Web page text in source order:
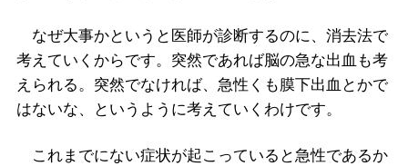
なぜ大事かというと医師が診断するのに、消去法で
考えていくからです。突然であれば脳の急な出血も考
えられる。突然でなければ、急性くも膜下出血とかで
はないな、というように考えていくわけです。
これまでにない症状が起こっていると急性であるか